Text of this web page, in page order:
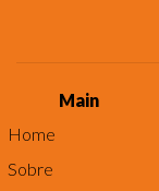
Main
Home
Sobre